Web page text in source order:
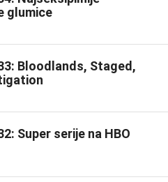
glumice
Bloodlands, Staged,
Super serije na HBO